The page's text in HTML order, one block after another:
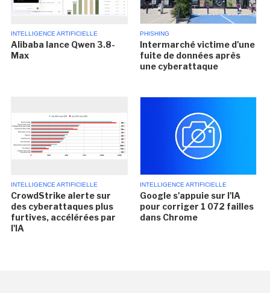
INTELLIGENCE ARTIFICIELLE
Alibaba lance Qwen 3.8-
Max
PHISHING
Intermarché victime d'une
fuite de données après
une cyberattaque
INTELLIGENCE ARTIFICIELLE
CrowdStrike alerte sur
des cyberattaques plus
furtives, accélérées par
l'IA
INTELLIGENCE ARTIFICIELLE
Google s'appuie sur l'IA
pour corriger 1 072 failles
dans Chrome